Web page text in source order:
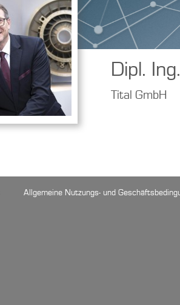
Dipl.
Tital GmbH
Allgemeine Nutzungs- und